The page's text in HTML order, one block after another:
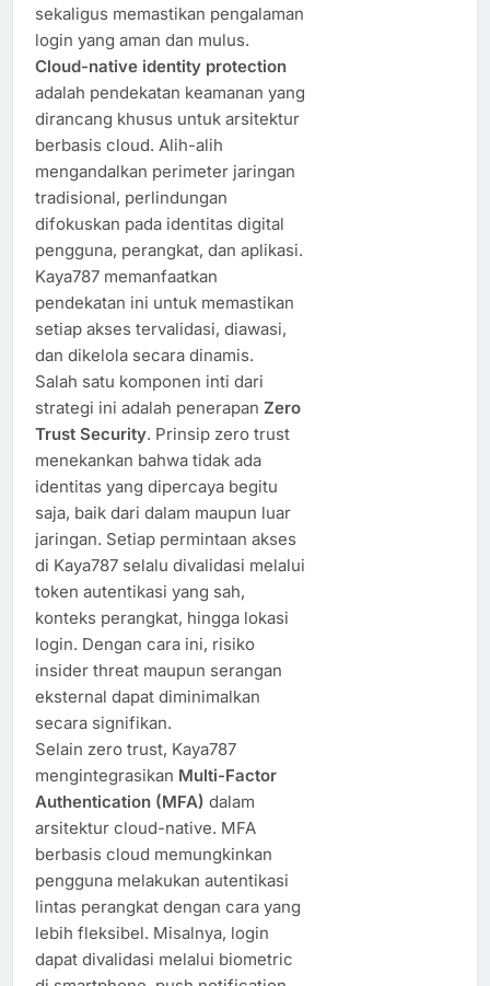
sekaligus memastikan pengalaman
login yang aman dan mulus.
Cloud-native identity protection
adalah pendekatan keamanan yang
dirancang khusus untuk arsitektur
berbasis cloud. Alih-alih
mengandalkan perimeter jaringan
tradisional, perlindungan
difokuskan pada identitas digital
pengguna, perangkat, dan aplikasi.
Kaya787 memanfaatkan
pendekatan ini untuk memastikan
setiap akses tervalidasi, diawasi,
dan dikelola secara dinamis.
Salah satu komponen inti dari
strategi ini adalah penerapan Zero
Trust Security. Prinsip zero trust
menekankan bahwa tidak ada
identitas yang dipercaya begitu
saja, baik dari dalam maupun luar
jaringan. Setiap permintaan akses
di Kaya787 selalu divalidasi melalui
token autentikasi yang sah,
konteks perangkat, hingga lokasi
login. Dengan cara ini, risiko
insider threat maupun serangan
eksternal dapat diminimalkan
secara signifikan.
Selain zero trust, Kaya787
mengintegrasikan Multi-Factor
Authentication (MFA) dalam
arsitektur cloud-native. MFA
berbasis cloud memungkinkan
pengguna melakukan autentikasi
lintas perangkat dengan cara yang
lebih fleksibel. Misalnya, login
dapat divalidasi melalui biometric